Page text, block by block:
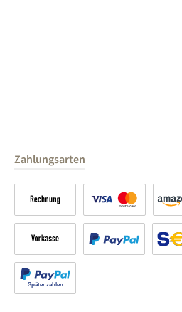
Zahlungsarten
Kreditkarte
Vorkasse
Rechnung